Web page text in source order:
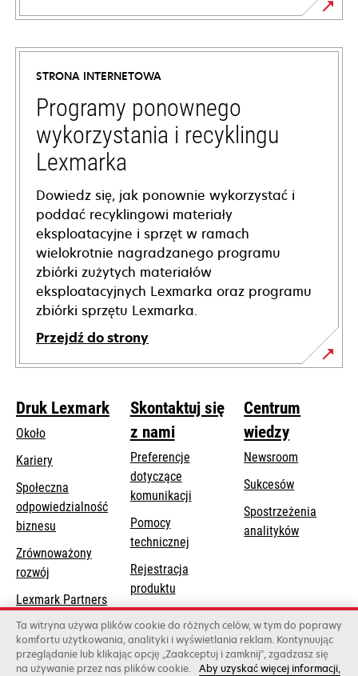
opens
in
new
tab
STRONA INTERNETOWA
Programy ponownego
wykorzystania i recyklingu
Lexmarka
Dowiedz się, jak ponownie wykorzystać i
poddać recyklingowi materiały
eksploatacyjne i sprzęt w ramach
wielokrotnie nagradzanego programu
zbiórki zużytych materiałów
eksploatacyjnych Lexmarka oraz programu
zbiórki sprzętu Lexmarka.
Przejdź do strony
Druk Lexmark
Około
Kariery
Społeczna
odpowiedzialność
biznesu
a
tab
Zrównoważony
rozwój
Lexmark Partners
Skontaktuj się
z nami
Preferencje
dotyczące
komunikacji
Pomocy
technicznejopens
a
tab
Rejestracja
produktu
Znajdź dealera
Lista hurtowni
Centrum
wiedzy
Newsroom
Sukcesów
Spostrzeżenia
analityków
Ta witryna używa plików cookie do różnych celów, w tym do poprawy
komfortu użytkowania, analityki i wyświetlania reklam. Kontynuując
przeglądanie lub klikając opcję „Zaakceptuj i zamknij”, zgadzasz się
na używanie przez nas plików cookie. Aby uzyskać więcej informacji,